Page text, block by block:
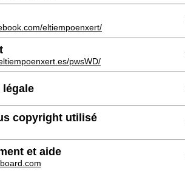
eltiempoenxert/
pwsWD/
légale
copyright utilisé
et aide